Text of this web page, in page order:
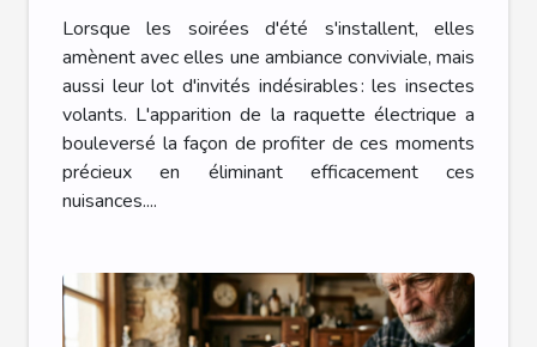
soirées d'été?
Lorsque les soirées d'été s'installent, elles
amènent avec elles une ambiance conviviale, mais
aussi leur lot d'invités indésirables : les insectes
volants. L'apparition de la raquette électrique a
bouleversé la façon de profiter de ces moments
précieux en éliminant efficacement ces
nuisances....